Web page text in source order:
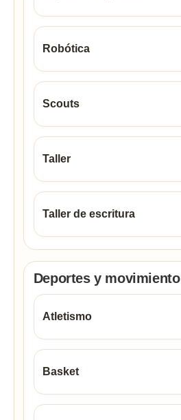
Robótica
Scouts
Taller
Taller de escritura
Deportes y movimiento
Atletismo
Basket